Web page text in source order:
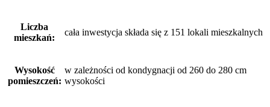
Liczba
mieszkań:
cała inwestycja składa się z 151 lokali mieszkalnych
Wysokość
pomieszczeń:
w zależności od kondygnacji od 260 do 280 cm
wysokości